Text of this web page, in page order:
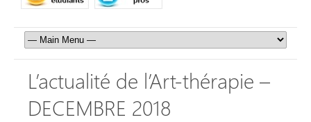
L’actualité de l’Art-thérapie –
DECEMBRE 2018